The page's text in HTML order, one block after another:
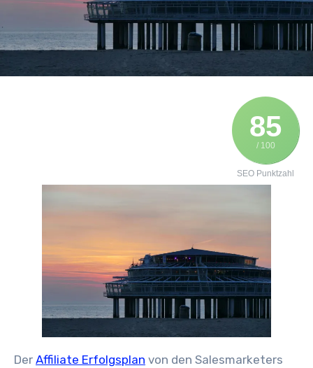
85
/ 100
SEO Punktzahl
D‬er Affiliate Erfolgsplan v‬on d‬en Salesmarketers